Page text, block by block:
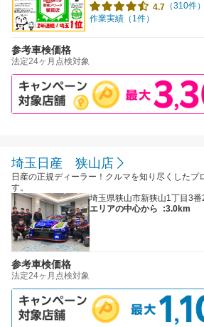
4.7 （310件）
作業実績（1件）
参考車検価格
法定24ヶ月点検対象
埼玉日産 狭山店
日産の正規ディーラー！クルマを知り尽くしたプ
す。
埼玉県狭山市新狭山1丁目3番
エリアの中心から
:3.0km
参考車検価格
法定24ヶ月点検対象